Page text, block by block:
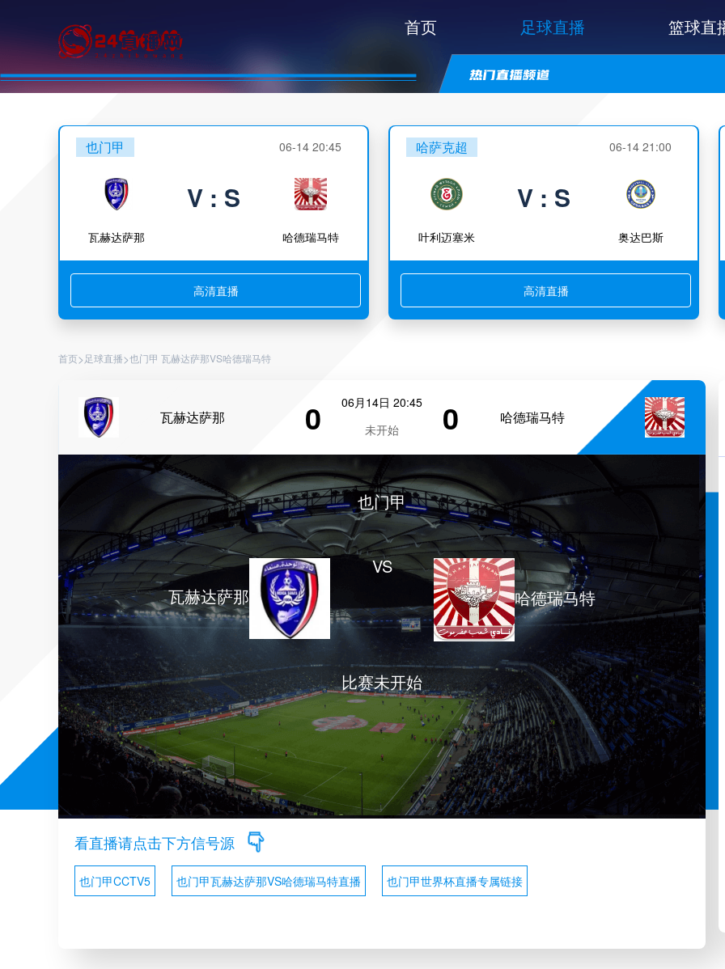
首页 足球直播 篮球直
也门甲 06-14 20:45
瓦赫达萨那
V : S
哈德瑞马特
高清直播
哈萨克超 06-14 21:00
叶利迈塞米
V : S
奥达巴斯
高清直播
首页> 足球直播>也门甲 瓦赫达萨那VS哈德瑞马特
瓦赫达萨那 0
06月14日 20:45
未开始
0 哈德瑞马特
瓦赫达萨那
也门甲
VS
比赛未开始
哈德瑞马特
看直播请点击下方信号源
也门甲CCTV5 也门甲瓦赫达萨那VS哈德瑞马特直播 也门甲世界杯直播专属链接